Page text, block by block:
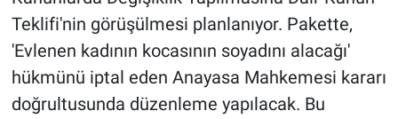
Teklifi'nin görüşülmesi planlanıyor. Pakette,
'Evlenen kadının kocasının soyadını alacağı'
hükmünü iptal eden Anayasa Mahkemesi kararı
doğrultusunda düzenleme yapılacak. Bu
Canlı Yayın